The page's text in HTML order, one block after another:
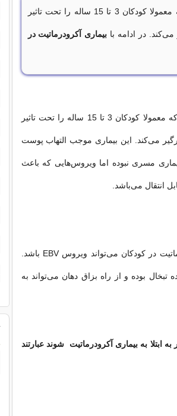
بیماری شایع پوستی است که معمولا کودکان 3 تا 15 ساله را تحت تاثیر
در ادامه با بیماری آکرودرماتیت در
آکرودرماتیت یک بیماری شایع پوستی است که معمولا کودکان 3 تا 15 ساله را تحت تاثیر
می‌کند. این بیماری موجب التهاب پوست
مسری نبوده اما ویروس‌هایی که باعث
انتقال می‌باشد.
شایع‌ترین عوامل ایجاد کننده بیماری آکرودرماتیت در کودکان می‌تواند ویروس EBV باشد.
تبخال بوده و از راه بزاق دهان می‌تواند به
ابتلا به بیماری آکرودرماتیت شوند عبارتند